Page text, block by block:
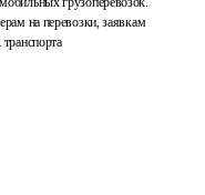
на перевозки, заявкам